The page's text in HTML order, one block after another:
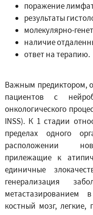
поражение
результаты
молекулярно-
наличие
ответ на терапию.
Важным предиктором,
пациентов с
онкологического
INSS). К 1 стадии
пределах одного
расположении
прилежащие к
единичные
генерализация
метастазированием
костный мозг, легкие,